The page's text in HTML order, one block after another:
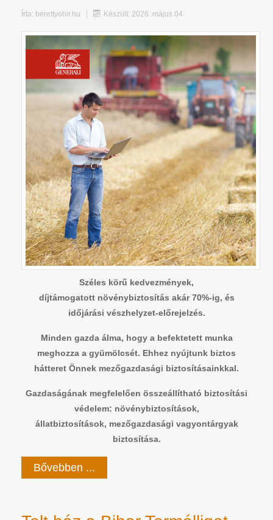
Írta: berettyohir.hu Készült: 2026. május 04.
Széles körű kedvezmények,
díjtámogatott növénybiztosítás akár 70%-ig, és
időjárási vészhelyzet-előrejelzés.
Minden gazda álma, hogy a befektetett munka
meghozza a gyümölcsét. Ehhez nyújtunk biztos
hátteret Önnek mezőgazdasági biztosításainkkal.
Gazdaságának megfelelően összeállítható biztosítási
védelem: növénybiztosítások,
állatbiztosítások, mezőgazdasági vagyontárgyak
biztosítása.
Bővebben ...